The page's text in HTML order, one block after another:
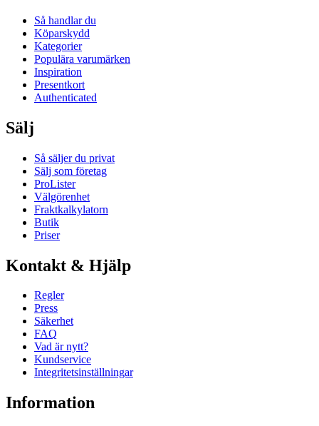
Så handlar du
Köparskydd
Kategorier
Populära varumärken
Inspiration
Presentkort
Authenticated
Sälj
Så säljer du privat
Sälj som företag
ProLister
Välgörenhet
Fraktkalkylatorn
Butik
Priser
Kontakt & Hjälp
Regler
Press
Säkerhet
FAQ
Vad är nytt?
Kundservice
Integritetsinställningar
Information